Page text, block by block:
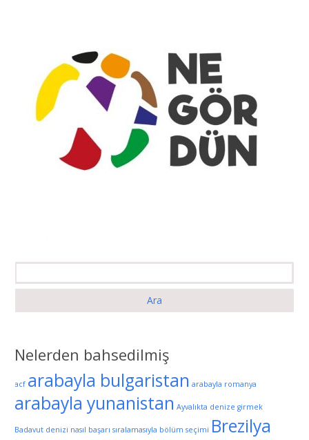
Arama:
Nelerden bahsedilmiş
acf arabayla bulgaristan arabayla romanya
arabayla yunanistan Ayvalıkta denize girmek
Badavut denizi nasıl başarı sıralamasıyla bölüm seçimi Brezilya